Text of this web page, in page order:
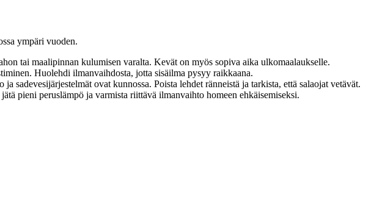
ympäri vuoden.
tai maalipinnan kulumisen varalta. Kevät on myös sopiva aika ulkomaalaukselle.
Huolehdi ilmanvaihdosta, jotta sisäilma pysyy raikkaana.
ovat kunnossa. Poista lehdet ränneistä ja tarkista, että salaojat vetävät.
pieni peruslämpö ja varmista riittävä ilmanvaihto homeen ehkäisemiseksi.